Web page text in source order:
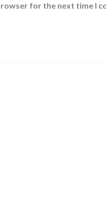
for the next time I